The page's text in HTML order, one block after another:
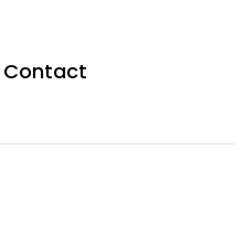
Contact